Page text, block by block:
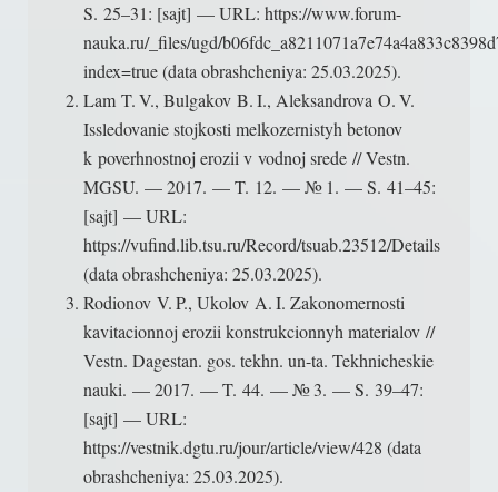
S. 25–31: [sajt] — URL: https://www.forum-
nauka.ru/_files/ugd/
index=true (data obrashcheniya: 25.03.2025).
Lam T. V., Bulgakov B. I., Aleksandrova O. V.
Issledovanie stojkosti melkozernistyh betonov
k poverhnostnoj erozii v vodnoj srede // Vestn.
MGSU. — 2017. — T. 12. — № 1. — S. 41–45:
[sajt] — URL:
https://vufind.lib.tsu.ru/Record/tsuab.23512/Details
(data obrashcheniya: 25.03.2025).
Rodionov V. P., Ukolov A. I. Zakonomernosti
kavitacionnoj erozii konstrukcionnyh materialov //
Vestn. Dagestan. gos. tekhn. un-ta. Tekhnicheskie
nauki. — 2017. — T. 44. — № 3. — S. 39–47:
[sajt] — URL:
https://vestnik.dgtu.ru/jour/article/view/428 (data
obrashcheniya: 25.03.2025).